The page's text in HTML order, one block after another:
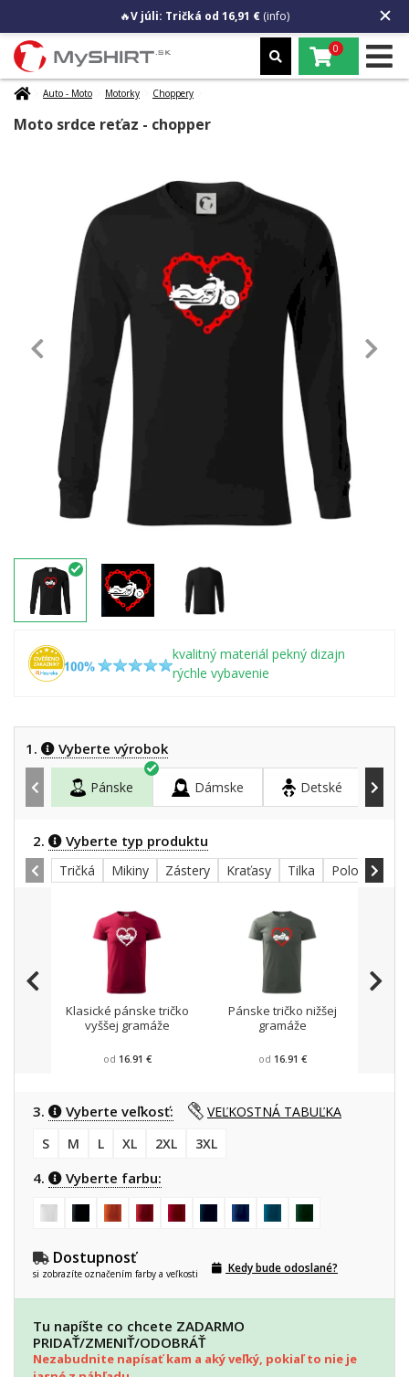
🔥V júli: Tričká od 16,91 € (info)
0
Auto - Moto Motorky Choppery
Moto srdce reťaz - chopper
kvalitný materiál pekný dizajn
rýchle vybavenie
1. Vyberte výrobok
Pánske Dámske Detské
2. Vyberte typ produktu
Tričká Mikiny Zástery Kraťasy Tilka Polokošele
Klasické pánske tričko
vyššej gramáže
od 16.91 €
Pánske tričko nižšej
gramáže
od 16.91 €
3. Vyberte veľkosť:
VEĽKOSTNÁ TABUĽKA
S
M L XL 2XL 3XL
4. Vyberte farbu:
Dostupnosť
si zobrazíte označením farby a veľkosti Kedy bude odoslané?
Tu napíšte co chcete ZADARMO
PRIDAŤ/ZMENIŤ/ODOBRÁŤ
Nezabudnite napísať kam a aký veľký, pokiaľ to nie je